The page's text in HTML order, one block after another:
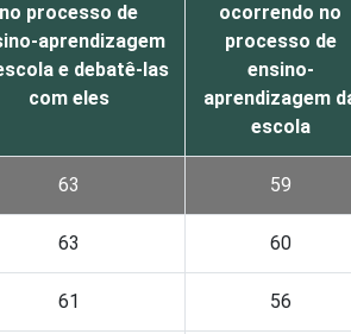
no processo de
aprendizagem
e debatê-las
com eles
ocorrendo no
processo de
ensino-
aprendizagem
escola
63 59
63 60
61 56